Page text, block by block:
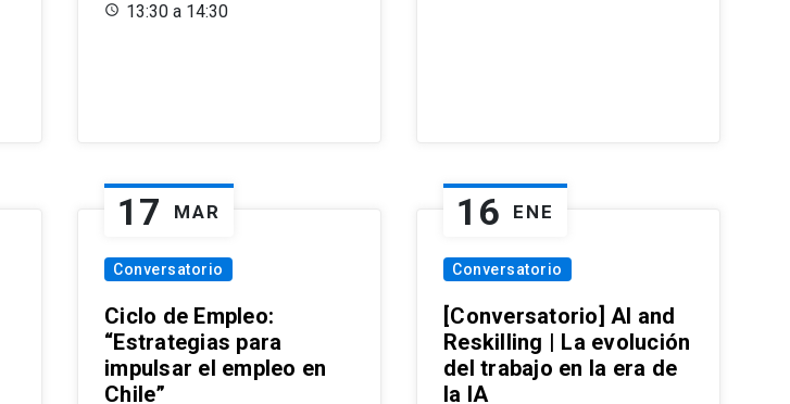
13:30 a 14:30
17 MAR
Conversatorio
Ciclo de Empleo:
“Estrategias para
impulsar el empleo en
Chile”
16 ENE
Conversatorio
[Conversatorio] AI and
Reskilling | La evolución
del trabajo en la era de
la IA